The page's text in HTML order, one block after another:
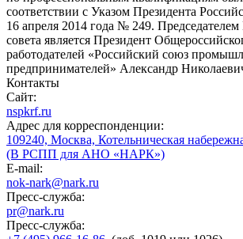
соответствии с Указом Президента
16 апреля 2014 года № 249.
совета является Президент
работодателей «Российский союз
предпринимателей» Александр
Контакты
Сайт:
nspkrf.ru
Адрес для корреспонденции:
109240, Москва, Котельническая
(В РСПП для АНО «НАРК»)
E-mail:
nok-nark@nark.ru
Пресс-служба:
pr@nark.ru
Пресс-служба: